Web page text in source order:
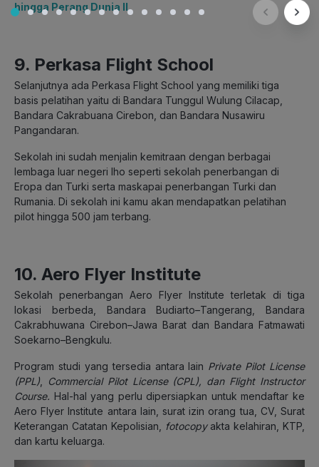
hingga Perang Dunia II
9. Perkasa Flight School
Selanjutnya ada Perkasa Flight School yang memiliki tiga
basis pelatihan yaitu di Bandara Tunggul Wulung Cilacap,
Bandara Cakrabuana Cirebon, dan Bandara Nusawiru
Pangandaran.
Sekolah ini sudah menjalin kemitraan dengan berbagai
lembaga luar negeri lho seperti sekolah penerbangan di
Eropa dan Turki serta maskapai penerbangan Turki dan
Rumania. Di sekolah ini kamu akan mendapatkan pelatihan
pilot hingga 500 jam terbang.
10. Aero Flyer Institute
Sekolah penerbangan Aero Flyer Institute terletak di tiga
lokasi berbeda, Bandara Budiarto–Tangerang, Bandara
Cakrabhuwana Cirebon–Jawa Barat dan Bandara Fatmawati
Soekarno–Bengkulu.
Program studi yang tersedia antara lain Private Pilot License
(PPL)
Commercial Pilot License (CPL), dan Flight Instructor
Course. Hal-hal yang perlu dipersiapkan untuk mendaftar ke
Aero Flyer Institute antara lain, surat izin orang tua, CV, Surat
Keterangan Catatan Kepolisian,
fotocopy akta kelahiran, KTP,
dan kartu keluarga.